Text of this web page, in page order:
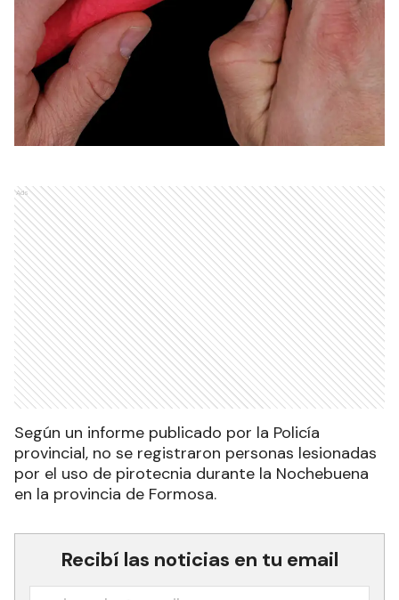
Ads
Según un informe publicado por la Policía
provincial, no se registraron personas lesionadas
por el uso de pirotecnia durante la Nochebuena
en la provincia de Formosa.
Recibí las noticias en tu email